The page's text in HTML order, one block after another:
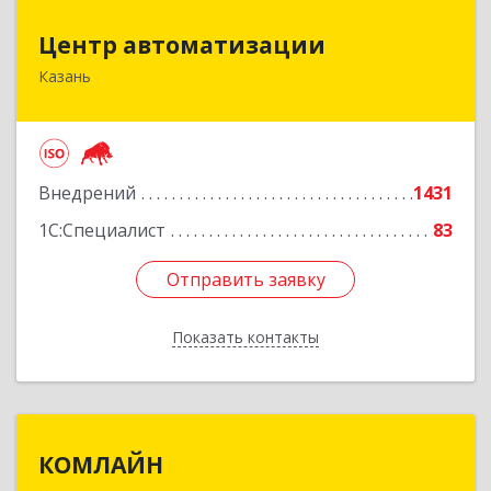
Центр автоматизации
Казань
Внедрений
1431
1С:Специалист
83
Отправить заявку
Показать контакты
420133, Татарстан Респ, Казань г, Ямашева пр-
Отправить заявку
Назад
КОМЛАЙН